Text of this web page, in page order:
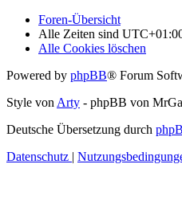
Foren-Übersicht
Alle Zeiten sind
Alle Cookies löschen
Powered by phpBB® Forum
Style von Arty - phpBB von
Deutsche Übersetzung durch
Datenschutz |